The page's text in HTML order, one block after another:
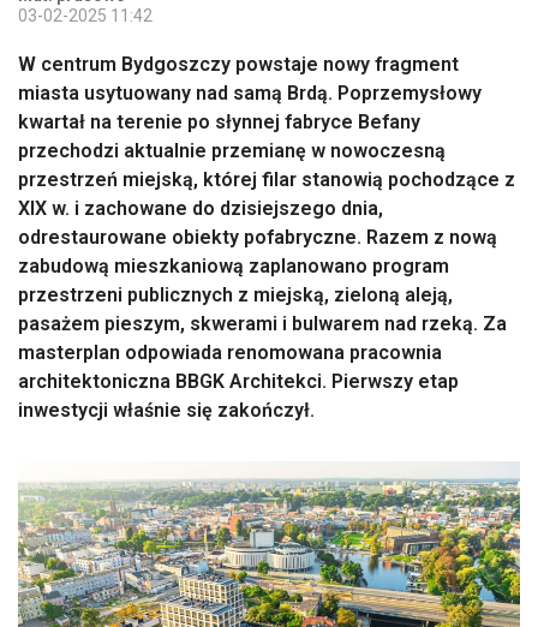
03-02-2025 11:42
W centrum Bydgoszczy powstaje nowy fragment
miasta usytuowany nad samą Brdą. Poprzemysłowy
kwartał na terenie po słynnej fabryce Befany
przechodzi aktualnie przemianę w nowoczesną
przestrzeń miejską, której filar stanowią pochodzące z
XIX w. i zachowane do dzisiejszego dnia,
odrestaurowane obiekty pofabryczne. Razem z nową
zabudową mieszkaniową zaplanowano program
przestrzeni publicznych z miejską, zieloną aleją,
pasażem pieszym, skwerami i bulwarem nad rzeką. Za
masterplan odpowiada renomowana pracownia
architektoniczna BBGK Architekci. Pierwszy etap
inwestycji właśnie się zakończył.